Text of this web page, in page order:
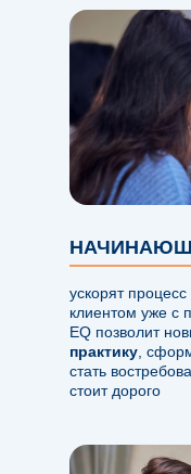
ускорят
клиентом уже с
EQ позволит
практику ,
стать
стоит дорого